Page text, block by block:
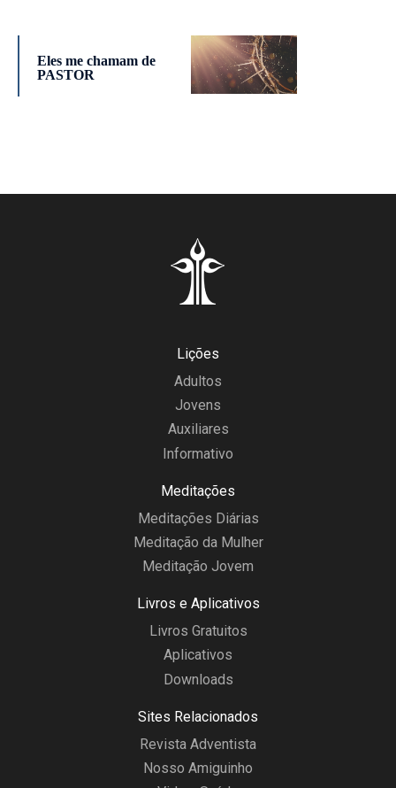
Eles me chamam de
PASTOR
Lições
Adultos
Jovens
Auxiliares
Informativo
Meditações
Meditações Diárias
Meditação da Mulher
Meditação Jovem
Livros e Aplicativos
Livros Gratuitos
Aplicativos
Downloads
Sites Relacionados
Revista Adventista
Nosso Amiguinho